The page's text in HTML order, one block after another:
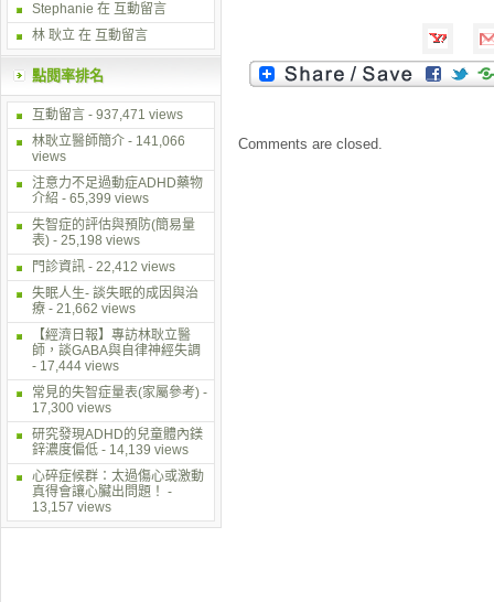
Comments are closed.
Stephanie 在 互動留言
林 耿立 在 互動留言
點閱率排名
互動留言 - 937,471 views
林耿立醫師簡介 - 141,066
views
注意力不足過動症ADHD藥物
介紹 - 65,399 views
失智症的評估與預防(簡易量
表) - 25,198 views
門診資訊 - 22,412 views
失眠人生- 談失眠的成因與治
療 - 21,662 views
【經濟日報】專訪林耿立醫
師，談GABA與自律神經失調
- 17,444 views
常見的失智症量表(家屬參考) -
17,300 views
研究發現ADHD的兒童體內鎂
鋅濃度偏低 - 14,139 views
心碎症候群：太過傷心或激動
真得會讓心臟出問題！ -
13,157 views